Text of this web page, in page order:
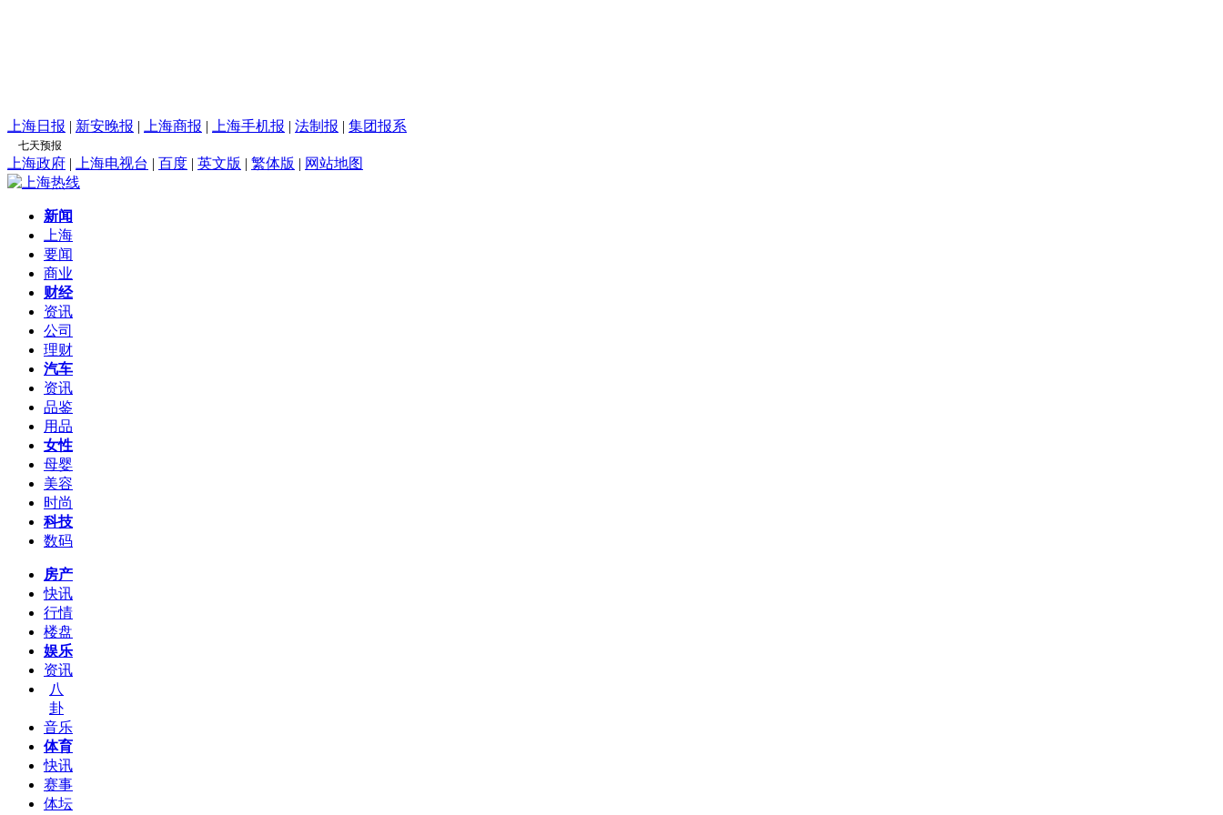
上海日报 | 新安晚报 | 上海商报 | 上海手机报 | 法制报 | 集团报系
上海政府 | 上海电视台 | 百度 | 英文版 | 繁体版 | 网站地图
新闻
上海
要闻
商业
财经
资讯
公司
理财
汽车
资讯
品鉴
用品
女性
母婴
美容
时尚
科技
数码
房产
快讯
行情
楼盘
娱乐
资讯
八
卦
音乐
体育
快讯
赛事
体坛